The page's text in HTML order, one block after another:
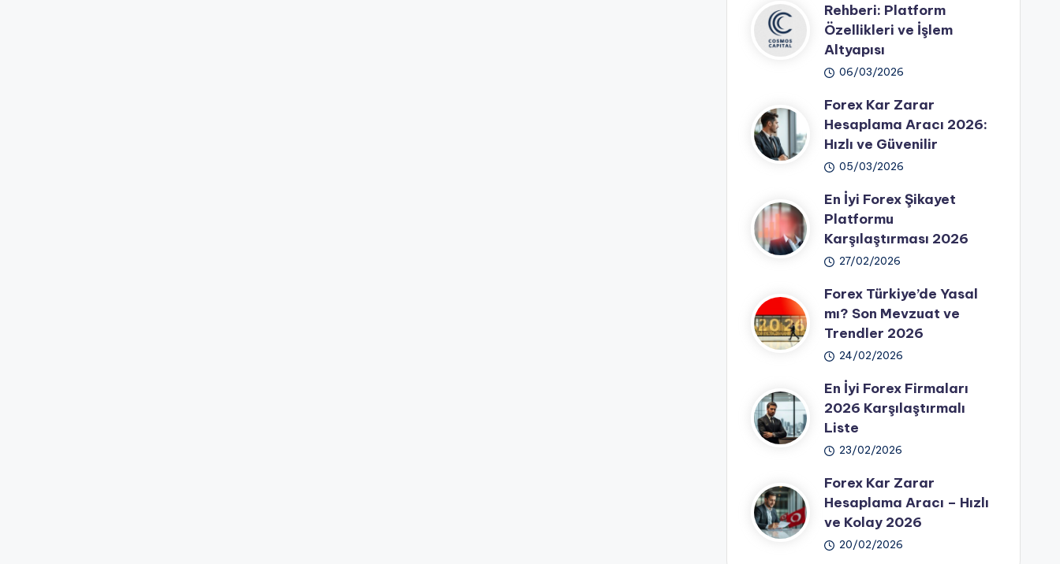
Rehberi: Platform
Özellikleri ve İşlem
Altyapısı
06/03/2026
Forex Kar Zarar
Hesaplama Aracı 2026:
Hızlı ve Güvenilir
05/03/2026
En İyi Forex Şikayet
Platformu
Karşılaştırması 2026
27/02/2026
Forex Türkiye’de Yasal
mı? Son Mevzuat ve
Trendler 2026
24/02/2026
En İyi Forex Firmaları
2026 Karşılaştırmalı
Liste
23/02/2026
Forex Kar Zarar
Hesaplama Aracı – Hızlı
ve Kolay 2026
20/02/2026